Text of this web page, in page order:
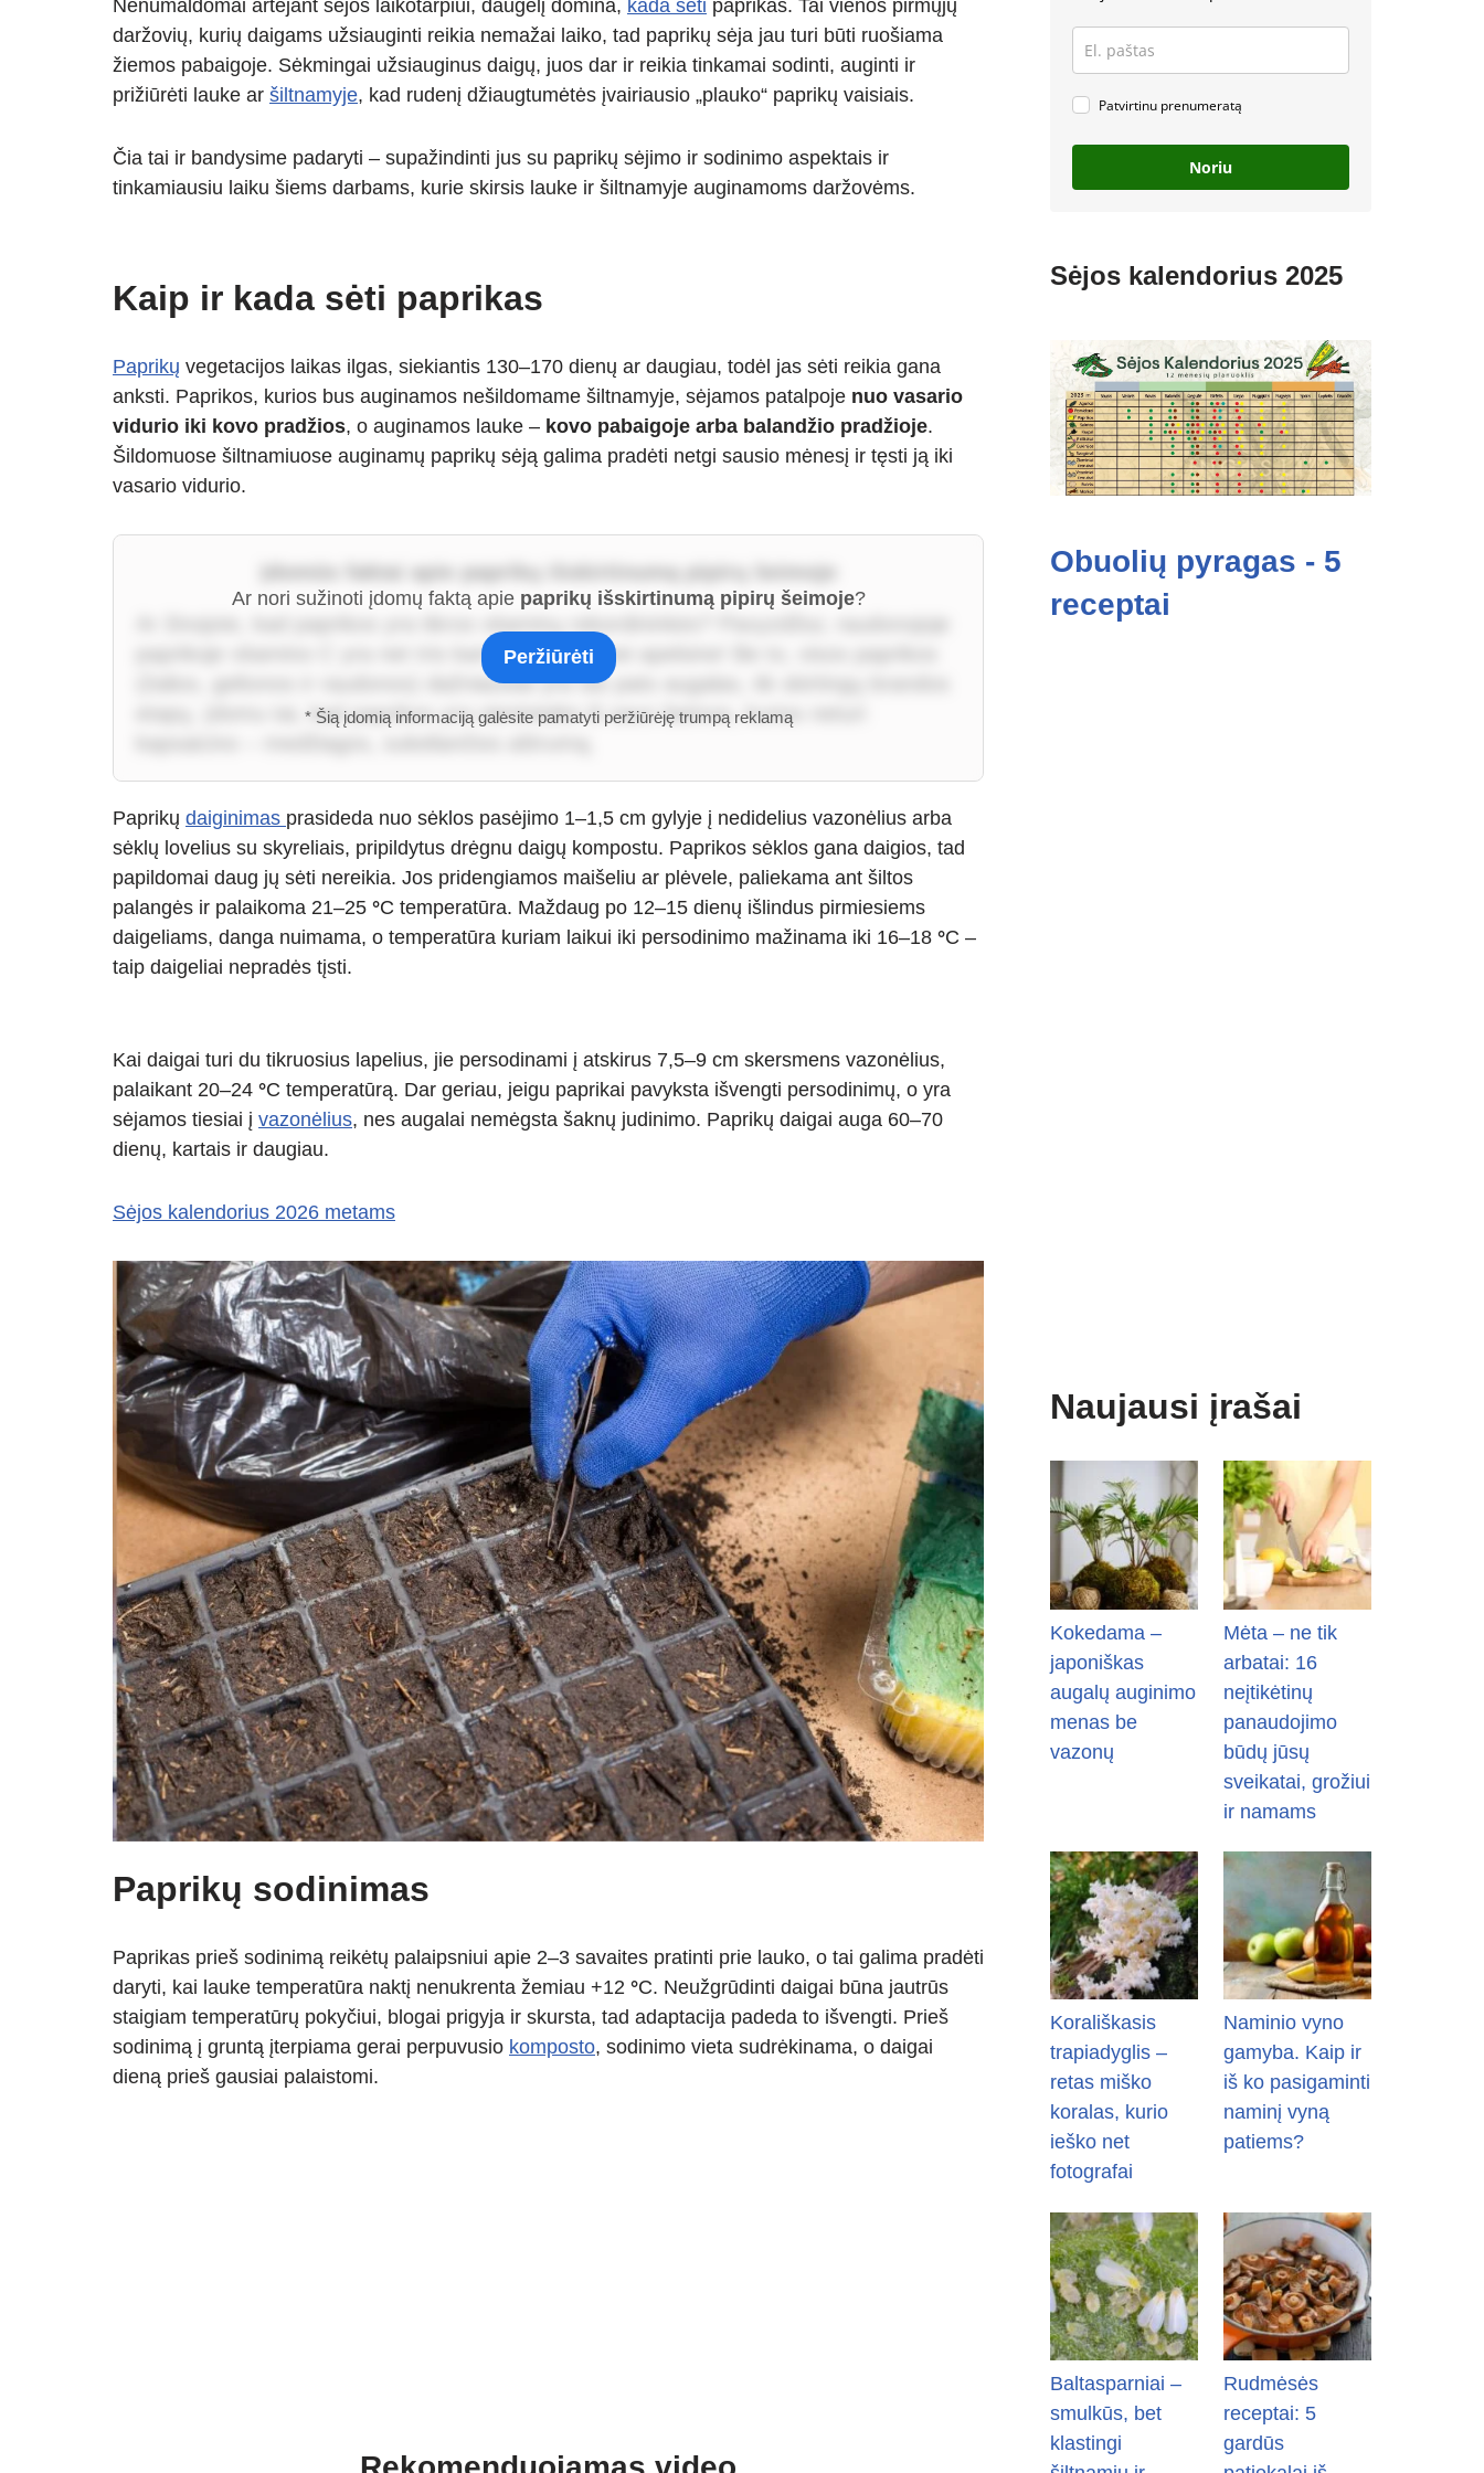
at
s
A
p
p
e
e
gr
a
er ss
e
n
er
ar
e
Nenumaldomai artėjant sėjos laikotarpiui, daugelį domina, kada sėti paprikas. Tai vienos pirmųjų
daržovių, kurių daigams užsiauginti reikia nemažai laiko, tad paprikų sėja jau turi būti ruošiama
žiemos pabaigoje. Sėkmingai užsiauginus daigų, juos dar ir reikia tinkamai sodinti, auginti ir
prižiūrėti lauke ar šiltnamyje, kad rudenį džiaugtumėtės įvairiausio „plauko“ paprikų vaisiais.
Čia tai ir bandysime padaryti – supažindinti jus su paprikų sėjimo ir sodinimo aspektais ir
tinkamiausiu laiku šiems darbams, kurie skirsis lauke ir šiltnamyje auginamoms daržovėms.
Kaip ir kada sėti paprikas
Paprikų vegetacijos laikas ilgas, siekiantis 130–170 dienų ar daugiau, todėl jas sėti reikia gana
anksti. Paprikos, kurios bus auginamos nešildomame šiltnamyje, sėjamos patalpoje nuo vasario
vidurio iki kovo pradžios, o auginamos lauke – kovo pabaigoje arba balandžio pradžioje.
Šildomuose šiltnamiuose auginamų paprikų sėją galima pradėti netgi sausio mėnesį ir tęsti ją iki
vasario vidurio.
Įdomūs faktai apie paprikų išskirtinumą pipirų šeimoje
paprikoje vitamino C yra net tris kartus daugiau nei apelsine! Be to, visos paprikos
(žalios, geltonos ir raudonos) dažniausiai yra tas pats augalas, tik skirtingų brandos
etapų. Įdomu tai, kad paprikos yra vienintelės iš savo šeimos, kurios neturi
Ar nori sužinoti įdomų faktą apie paprikų išskirtinumą pipirų šeimoje?
Peržiūrėti
* Šią įdomią informaciją galėsite pamatyti peržiūrėję trumpą reklamą
Paprikų daiginimas prasideda nuo sėklos pasėjimo 1–1,5 cm gylyje į nedidelius vazonėlius arba
sėklų lovelius su skyreliais, pripildytus drėgnu daigų kompostu. Paprikos sėklos gana daigios, tad
papildomai daug jų sėti nereikia. Jos pridengiamos maišeliu ar plėvele, paliekama ant šiltos
palangės ir palaikoma 21–25 °C temperatūra. Maždaug po 12–15 dienų išlindus pirmiesiems
daigeliams, danga nuimama, o temperatūra kuriam laikui iki persodinimo mažinama iki 16–18 °C –
taip daigeliai nepradės tįsti.
Kai daigai turi du tikruosius lapelius, jie persodinami į atskirus 7,5–9 cm skersmens vazonėlius,
palaikant 20–24 °C temperatūrą. Dar geriau, jeigu paprikai pavyksta išvengti persodinimų, o yra
sėjamos tiesiai į vazonėlius, nes augalai nemėgsta šaknų judinimo. Paprikų daigai auga 60–70
dienų, kartais ir daugiau.
Sėjos kalendorius 2026 metams
Paprikų sodinimas
Paprikas prieš sodinimą reikėtų palaipsniui apie 2–3 savaites pratinti prie lauko, o tai galima pradėti
daryti, kai lauke temperatūra naktį nenukrenta žemiau +12 °C. Neužgrūdinti daigai būna jautrūs
staigiam temperatūrų pokyčiui, blogai prigyja ir skursta, tad adaptacija padeda to išvengti. Prieš
sodinimą į gruntą įterpiama gerai perpuvusio komposto, sodinimo vieta sudrėkinama, o daigai
dieną prieš gausiai palaistomi.
Patvirtinu prenumeratą
Noriu
Sėjos kalendorius 2025
Obuolių pyragas - 5
receptai
Naujausi įrašai
Kokedama –
japoniškas
augalų auginimo
menas be
vazonų
Mėta – ne tik
arbatai: 16
neįtikėtinų
panaudojimo
būdų jūsų
sveikatai, grožiui
ir namams
Korališkasis
trapiadyglis –
retas miško
koralas, kurio
ieško net
fotografai
Naminio vyno
gamyba. Kaip ir
iš ko pasigaminti
naminį vyną
patiems?
Baltasparniai –
smulkūs, bet
klastingi
Rudmėsės
receptai: 5
gardūs